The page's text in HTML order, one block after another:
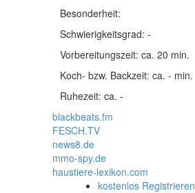
Besonderheit:
Schwierigkeitsgrad: -
Vorbereitungszeit: ca. 20 min.
Koch- bzw. Backzeit: ca. - min.
Ruhezeit: ca. -
blackbeats.fm
FESCH.TV
news8.de
mmo-spy.de
haustiere-lexikon.com
kostenlos Registrieren